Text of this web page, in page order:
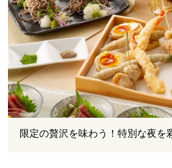
限定の贅沢を味わう！特別な夜を